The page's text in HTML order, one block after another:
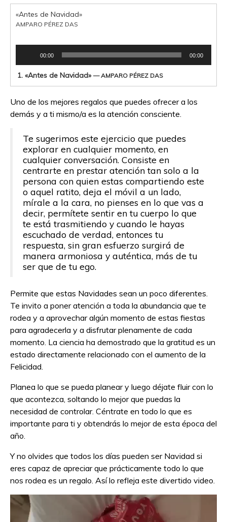
«Antes de Navidad»
AMPARO PÉREZ DAS
audio
00:00 00:00
1. «Antes de Navidad» — AMPARO PÉREZ DAS
Uno de los mejores regalos que puedes ofrecer a los
demás y a ti mismo/a es la atención consciente.
Te sugerimos este ejercicio que puedes
explorar en cualquier momento, en
cualquier conversación. Consiste en
centrarte en prestar atención tan solo a la
persona con quien estas compartiendo este
o aquel ratito, deja el móvil a un lado,
mírale a la cara, no pienses en lo que vas a
decir, permítete sentir en tu cuerpo lo que
te está trasmitiendo y cuando le hayas
escuchado de verdad, entonces tu
respuesta, sin gran esfuerzo surgirá de
manera armoniosa y auténtica, más de tu
ser que de tu ego.
Permite que estas Navidades sean un poco diferentes.
Te invito a poner atención a toda la abundancia que te
rodea y a aprovechar algún momento de estas fiestas
para agradecerla y a disfrutar plenamente de cada
momento. La ciencia ha demostrado que la gratitud es un
estado directamente relacionado con el aumento de la
Felicidad.
Planea lo que se pueda planear y luego déjate fluir con lo
que acontezca, soltando lo mejor que puedas la
necesidad de controlar. Céntrate en todo lo que es
importante para ti y obtendrás lo mejor de esta época del
año.
Y no olvides que todos los días pueden ser Navidad si
eres capaz de apreciar que prácticamente todo lo que
nos rodea es un regalo. Así lo refleja este divertido video.
Reproductor